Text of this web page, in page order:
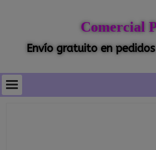
Comercial
Envío gratuito en